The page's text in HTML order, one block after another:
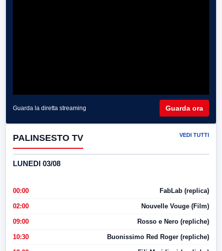
Guarda la diretta streaming Guarda ora
PALINSESTO TV VEDI TUTTI
LUNEDI 03/08
00:00 FabLab (replica)
02:00 Nouvelle Vouge (Film)
09:00 Rosso e Nero (repliche)
10:30 Buonissimo Red Roger (repliche)